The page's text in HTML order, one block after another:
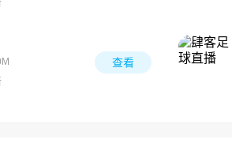
查看